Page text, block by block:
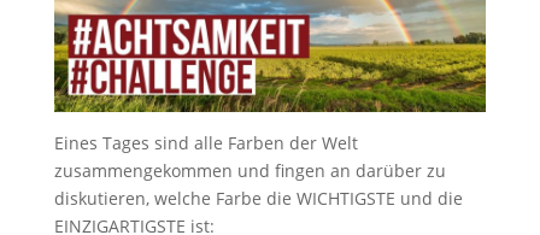
Eines Tages sind alle Farben der Welt
zusammengekommen und fingen an darüber zu
diskutieren, welche Farbe die WICHTIGSTE und die
EINZIGARTIGSTE ist: